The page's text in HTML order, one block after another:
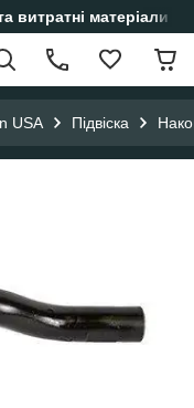
витратні матеріали
USA Підвіска